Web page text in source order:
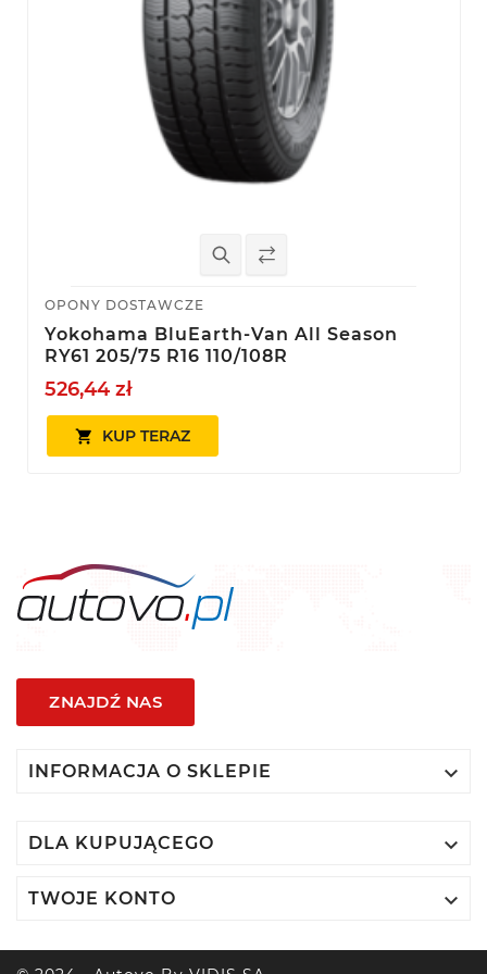
OPONY DOSTAWCZE
Yokohama BluEarth-Van All Season
RY61 205/75 R16 110/108R
526,44 zł
 KUP TERAZ
ZNAJDŹ NAS
INFORMACJA O SKLEPIE 
DLA KUPUJĄCEGO 
TWOJE KONTO 